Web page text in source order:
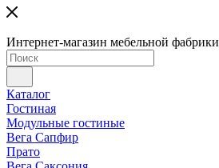
Интернет-магазин мебельной фабрики
Каталог
Гостиная
Модульные гостиные
Вега Сапфир
Прато